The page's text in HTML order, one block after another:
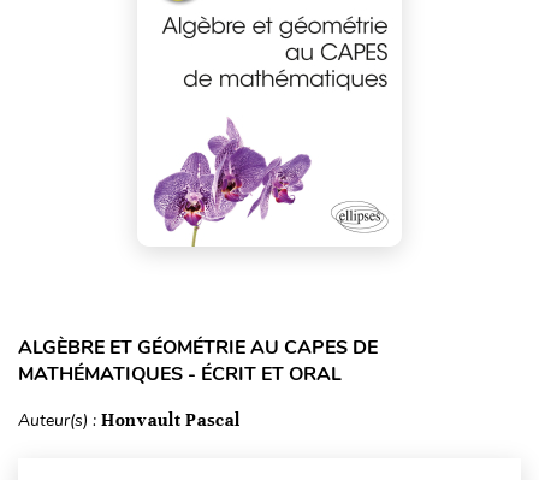
ALGÈBRE ET GÉOMÉTRIE AU CAPES DE
MATHÉMATIQUES - ÉCRIT ET ORAL
Auteur(s) : Honvault Pascal